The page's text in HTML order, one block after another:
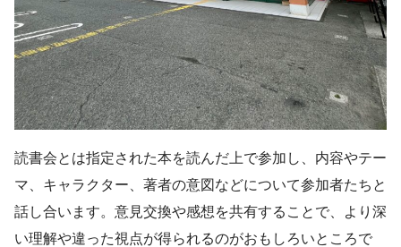
読書会とは指定された本を読んだ上で参加し、内容やテー
マ、キャラクター、著者の意図などについて参加者たちと
話し合います。意見交換や感想を共有することで、より深
い理解や違った視点が得られるのがおもしろいところで